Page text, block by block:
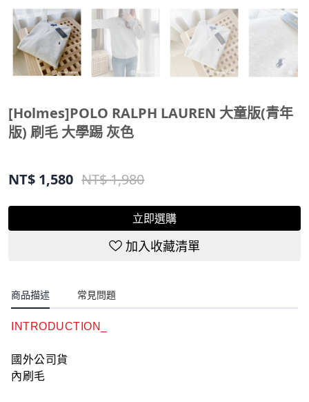
[Holmes]POLO RALPH LAUREN 大童版(青年
版) 刷毛 大學踢 灰色
NT$ 1,580 NT$ 1,980
立即選購
加入收藏清單
商品描述 常見問題
INTRODUCTION_
國外公司貨
內刷毛